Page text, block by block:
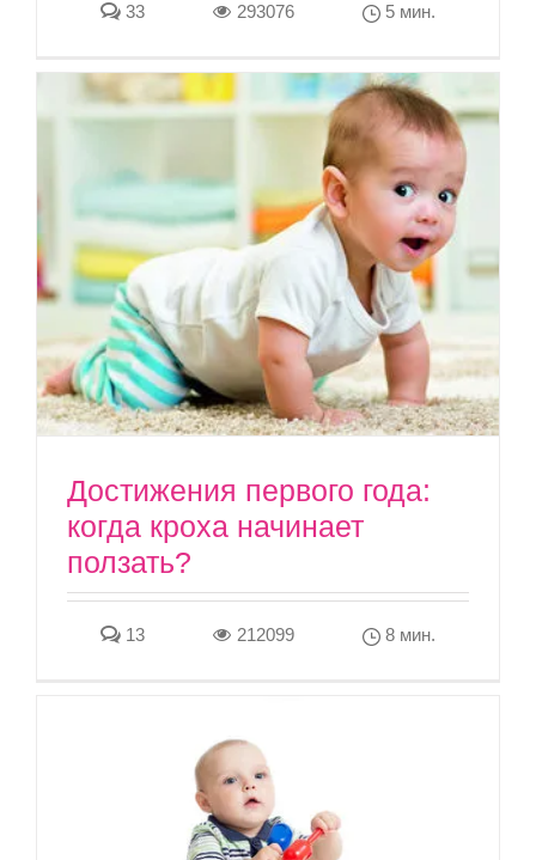
33 293076 5 мин.
Достижения первого года:
когда кроха начинает
ползать?
13 212099 8 мин.